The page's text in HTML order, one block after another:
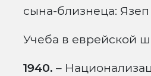
сына-близнеца:
Учеба в еврейской
1940. –